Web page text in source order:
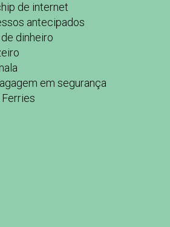
de internet
antecipados
dinheiro
em segurança